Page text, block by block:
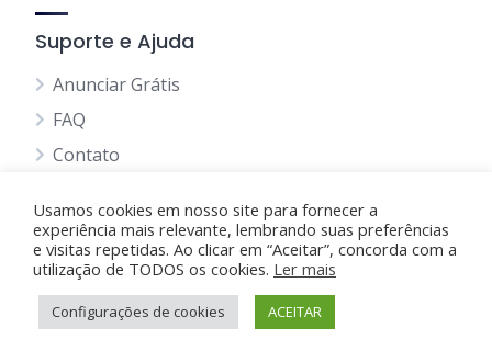
Suporte e Ajuda
Anunciar Grátis
FAQ
Contato
Anunciando Agora
Página Inicial
Minha Conta
Usamos cookies em nosso site para fornecer a
experiência mais relevante, lembrando suas preferências
e visitas repetidas. Ao clicar em “Aceitar”, concorda com a
utilização de TODOS os cookies. Ler mais
Configurações de cookies ACEITAR